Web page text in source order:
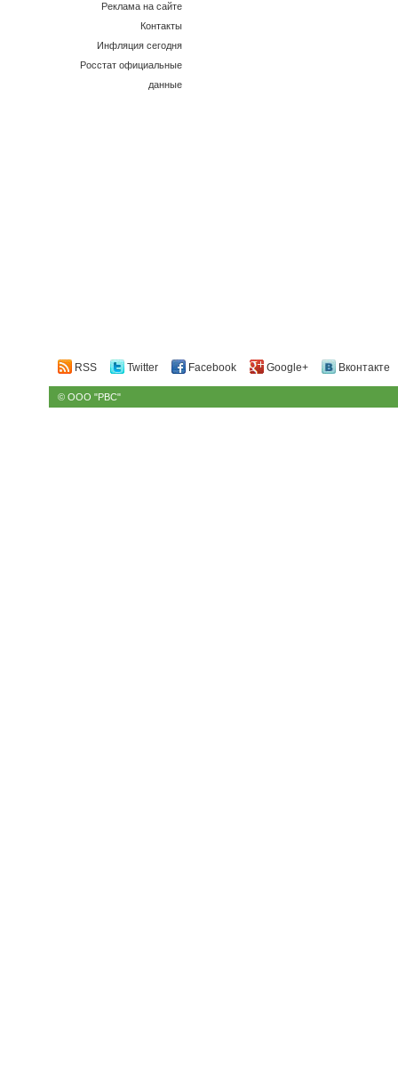
Реклама на сайте
Контакты
Инфляция сегодня
Росстат официальные
данные
RSS Twitter Facebook Google+ Вконтакте
© ООО "РВС"